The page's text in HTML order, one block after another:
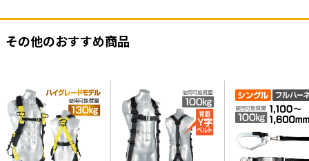
その他のおすすめ商品